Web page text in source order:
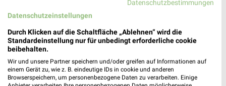
Heute 08:00 - 20:00 Uhr |
558,74 km • Angebote: 6 Prospekte
Datenschutzbestimmungen
Datenschutzeinstellungen
Durch Klicken auf die Schaltfläche „Ablehnen“ wird die
Standardeinstellung nur für unbedingt erforderliche cookie
beibehalten.
Wir und unsere Partner speichern und/oder greifen auf Informationen auf
einem Gerät zu, wie z. B. eindeutige IDs in cookie und anderen
Browserspeichern, um personenbezogene Daten zu verarbeiten. Einige